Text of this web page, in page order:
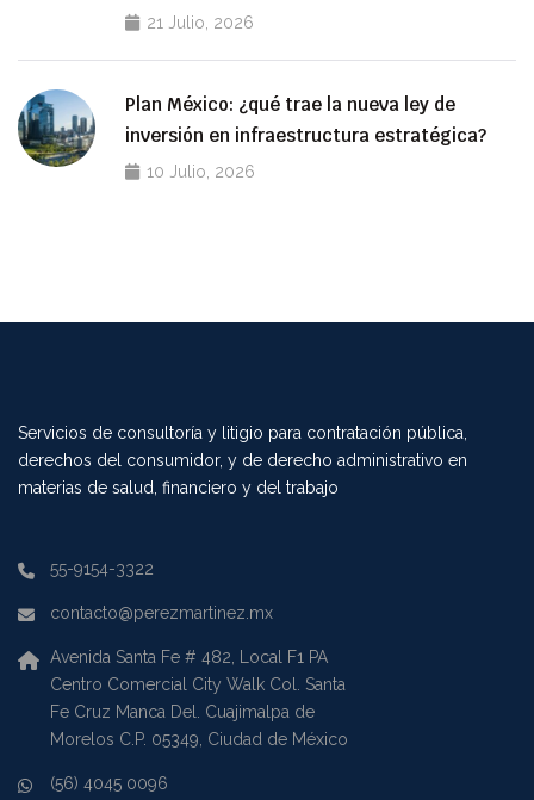
21 Julio, 2026
Plan México: ¿qué trae la nueva ley de
inversión en infraestructura estratégica?
10 Julio, 2026
Servicios de consultoría y litigio para contratación pública,
derechos del consumidor, y de derecho administrativo en
materias de salud, financiero y del trabajo
55-9154-3322
contacto@perezmartinez.mx
Avenida Santa Fe # 482, Local F1 PA
Centro Comercial City Walk Col. Santa
Fe Cruz Manca Del. Cuajimalpa de
Morelos C.P. 05349, Ciudad de México
(56) 4045 0096